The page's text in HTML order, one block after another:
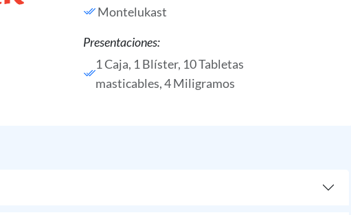
Montelukast
Presentaciones:
1 Caja, 1 Blíster, 10 Tabletas
masticables, 4 Miligramos